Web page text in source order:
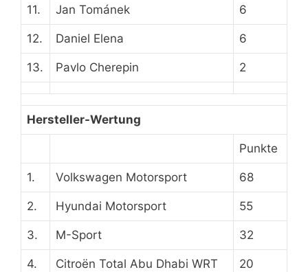
11. Jan Tománek 6
12. Daniel Elena 6
13. Pavlo Cherepin 2
Hersteller-Wertung
Punkte
1. Volkswagen Motorsport 68
2. Hyundai Motorsport 55
3. M-Sport 32
4. Citroën Total Abu Dhabi WRT 20